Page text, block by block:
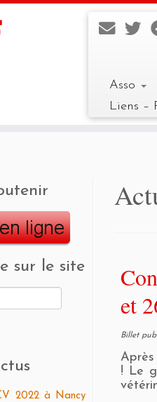
Asso
Liens –
sur le site
2022 à Nancy
et
Billet
! Le